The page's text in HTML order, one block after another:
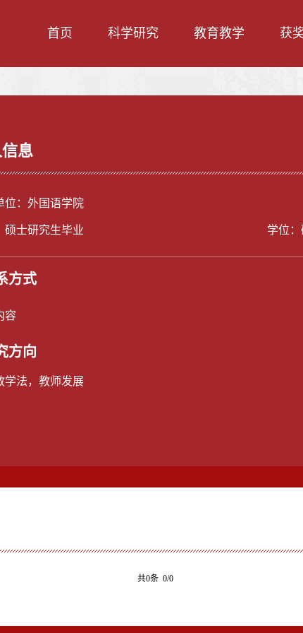
首页 科学研究 教育教学 获
息
位：外国语学院
硕士研究生毕业 学位
方式
容
方向
学法，教师发展
共0条 0/0